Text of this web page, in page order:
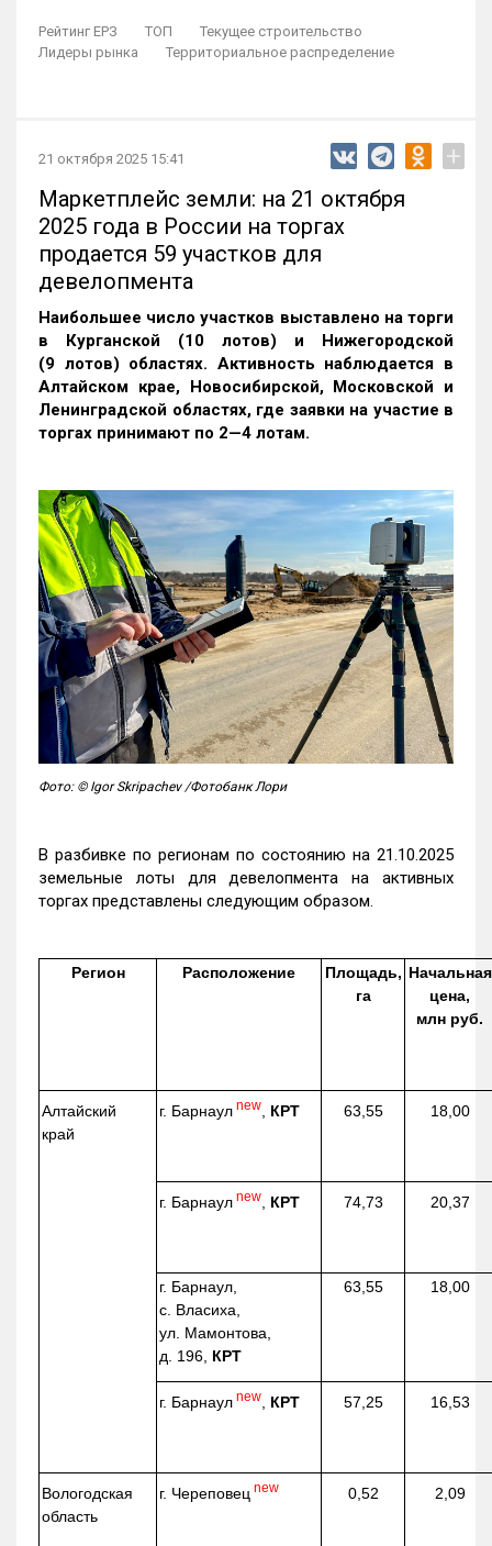
Рейтинг ЕРЗ ТОП
Текущее строительство
Лидеры рынка
Территориальное распределение
21 октября 2025 15:41 +
Маркетплейс земли: на 21 октября
2025 года в России на торгах
продается 59 участков для
девелопмента
Наибольшее число участков выставлено на торги
в Курганской (10 лотов) и Нижегородской
(9 лотов) областях. Активность наблюдается в
Алтайском крае, Новосибирской, Московской и
Ленинградской областях, где заявки на участие в
торгах принимают по 2—4 лотам.
Фото: © Igor Skripachev /Фотобанк Лори
В разбивке по регионам по состоянию на 21.10.2025
земельные лоты для девелопмента на активных
торгах представлены следующим образом.
Регион Расположение
Площадь,
га
Начальная
цена,
млн руб.
Алтайский
край
г. Барнаул new КРТ 63,55 18,00
г. Барнаул new КРТ 74,73 20,37
г. Барнаул,
с. Власиха,
ул. Мамонтова,
д. 196, КРТ
63,55 18,00
г. Барнаул new КРТ 57,25 16,53
Вологодская
область
г. Череповец new 0,52 2,09